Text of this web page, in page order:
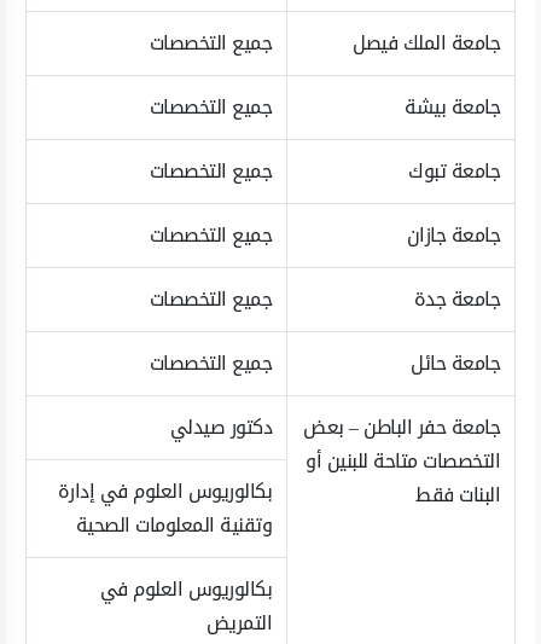
جامعة الملك فيصل
جميع التخصصات
جامعة بيشة
جميع التخصصات
جامعة تبوك
جميع التخصصات
جامعة جازان
جميع التخصصات
جامعة جدة
جميع التخصصات
جامعة حائل
جميع التخصصات
جامعة حفر الباطن – بعض
التخصصات متاحة للبنين أو
البنات فقط
دكتور صيدلي
بكالوريوس العلوم في إدارة
وتقنية المعلومات الصحية
بكالوريوس العلوم في
التمريض